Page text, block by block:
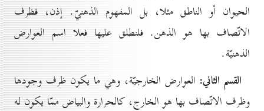
الحيوان أو الناطق مثلا، بل المفهوم الذهنيّ. إذن، فظرف
الاتّصاف بها هو الذهن. فلنطلق عليها فعلا اسم العوارض
الذهنيّة.
القسم الثاني: العوارض الخارجيّة، وهي ما يكون ظرف وجودها
وظرف الاتّصاف بها هو الخارج، كالحرارة والبياض ممّا يكون له